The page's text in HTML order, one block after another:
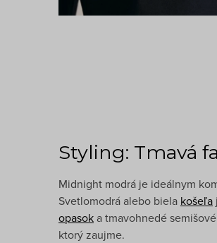
Styling: Tmavá
Midnight modrá je ideálnym
Svetlomodrá alebo biela košeľa
opasoka tmavohnedé
ktorý zaujme.